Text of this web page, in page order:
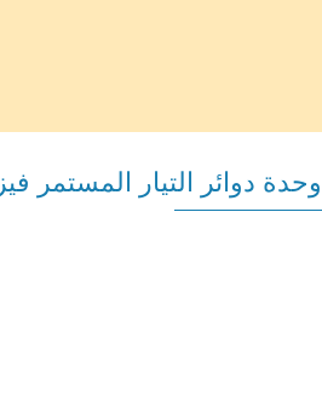
دوائر التيار المستمر